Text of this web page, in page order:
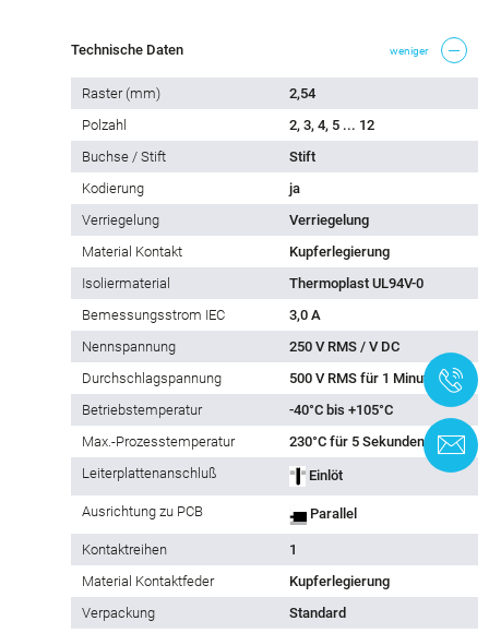
Technische Daten weniger
Raster (mm)
2,54
Polzahl
2, 3, 4, 5 ... 12
Buchse / Stift
Stift
Kodierung
ja
Verriegelung
Verriegelung
Material Kontakt
Kupferlegierung
Isoliermaterial
Thermoplast UL94V-0
Bemessungsstrom IEC
3,0 A
Nennspannung
250 V RMS / V DC
Durchschlagspannung
500 V RMS für 1 Minute
Betriebstemperatur
-40°C bis +105°C
Max.-Prozesstemperatur
230°C für 5 Sekunden
Leiterplattenanschluß
Einlöt
Ausrichtung zu PCB Parallel
Kontaktreihen
1
Material Kontaktfeder
Kupferlegierung
Verpackung
Standard